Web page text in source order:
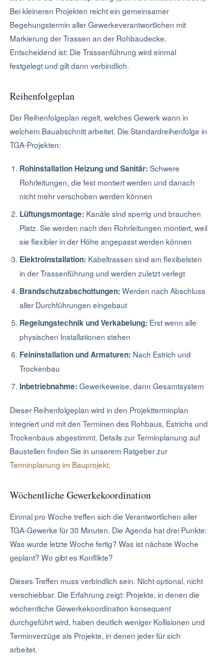
Bei kleineren Projekten reicht ein gemeinsamer
Begehungstermin aller Gewerkeverantwortlichen mit
Markierung der Trassen an der Rohbaudecke.
Entscheidend ist: Die Trassenführung wird einmal
festgelegt und gilt dann verbindlich.
Reihenfolgeplan
Der Reihenfolgeplan regelt, welches Gewerk wann in
welchem Bauabschnitt arbeitet. Die Standardreihenfolge in
TGA-Projekten:
Rohinstallation Heizung und Sanitär: Schwere
Rohrleitungen, die fest montiert werden und danach
nicht mehr verschoben werden können
Lüftungsmontage: Kanäle sind sperrig und brauchen
Platz. Sie werden nach den Rohrleitungen montiert, weil
sie flexibler in der Höhe angepasst werden können
Elektroinstallation: Kabeltrassen sind am flexibelsten
in der Trassenführung und werden zuletzt verlegt
Brandschutzabschottungen: Werden nach Abschluss
aller Durchführungen eingebaut
Regelungstechnik und Verkabelung: Erst wenn alle
physischen Installationen stehen
Feininstallation und Armaturen: Nach Estrich und
Trockenbau
Inbetriebnahme: Gewerkeweise, dann Gesamtsystem
Dieser Reihenfolgeplan wird in den Projektterminplan
integriert und mit den Terminen des Rohbaus, Estrichs und
Trockenbaus abgestimmt. Details zur Terminplanung auf
Baustellen finden Sie in unserem Ratgeber zur
Terminplanung im Bauprojekt.
Wöchentliche Gewerkekoordination
Einmal pro Woche treffen sich die Verantwortlichen aller
TGA-Gewerke für 30 Minuten. Die Agenda hat drei Punkte:
Was wurde letzte Woche fertig? Was ist nächste Woche
geplant? Wo gibt es Konflikte?
Dieses Treffen muss verbindlich sein. Nicht optional, nicht
verschiebbar. Die Erfahrung zeigt: Projekte, in denen die
wöchentliche Gewerkekoordination konsequent
durchgeführt wird, haben deutlich weniger Kollisionen und
Terminverzüge als Projekte, in denen jeder für sich
arbeitet.